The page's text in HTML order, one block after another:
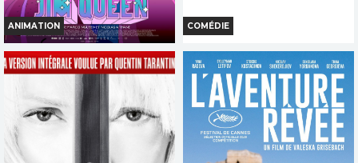
ANIMATION
JIM QUEEN
Horaires et Infos
Bande-annonce
COMÉDIE
Horaires et Infos
Bande-annonce
Réservation